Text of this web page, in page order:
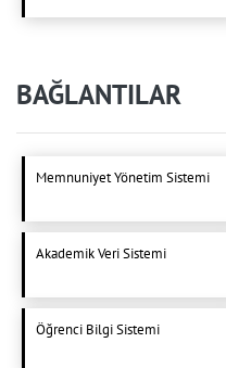
BAĞLANTILAR
Memnuniyet Yönetim Sistemi
Akademik Veri Sistemi
Öğrenci Bilgi Sistemi